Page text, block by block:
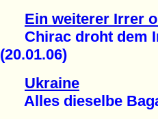
Ein weiterer Irrer
Chirac droht dem
(20.01.06)
Ukraine
Alles dieselbe